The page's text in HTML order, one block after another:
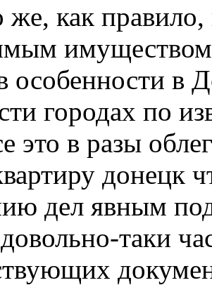
как
имуществом
особенности в
городах по
это в разы
донецк
дел явным
таки